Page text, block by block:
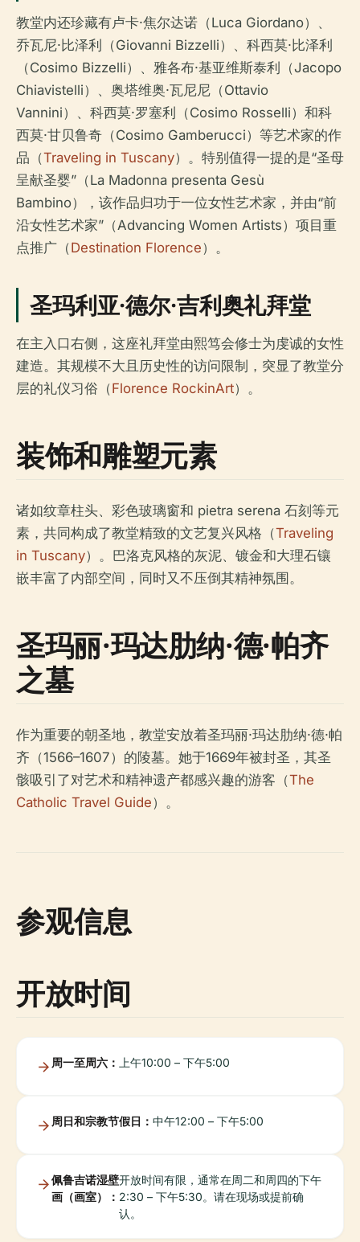
教堂内还珍藏有卢卡·焦尔达诺（Luca Giordano）、
乔瓦尼·比泽利（Giovanni Bizzelli）、科西莫·比泽利
（Cosimo Bizzelli）、雅各布·基亚维斯泰利（Jacopo
Chiavistelli）、奥塔维奥·瓦尼尼（Ottavio
Vannini）、科西莫·罗塞利（Cosimo Rosselli）和科
西莫·甘贝鲁奇（Cosimo Gamberucci）等艺术家的作
品（Traveling in Tuscany）。特别值得一提的是“圣母
呈献圣婴”（La Madonna presenta Gesù
Bambino），该作品归功于一位女性艺术家，并由“前
沿女性艺术家”（Advancing Women Artists）项目重
点推广（Destination Florence）。
圣玛利亚·德尔·吉利奥礼拜堂
在主入口右侧，这座礼拜堂由熙笃会修士为虔诚的女性
建造。其规模不大且历史性的访问限制，突显了教堂分
层的礼仪习俗（Florence RockinArt）。
装饰和雕塑元素
诸如纹章柱头、彩色玻璃窗和 pietra serena 石刻等元
素，共同构成了教堂精致的文艺复兴风格（Traveling
in Tuscany）。巴洛克风格的灰泥、镀金和大理石镶
嵌丰富了内部空间，同时又不压倒其精神氛围。
圣玛丽·玛达肋纳·德·帕齐
之墓
作为重要的朝圣地，教堂安放着圣玛丽·玛达肋纳·德·帕
齐（1566–1607）的陵墓。她于1669年被封圣，其圣
骸吸引了对艺术和精神遗产都感兴趣的游客（The
Catholic Travel Guide）。
参观信息
开放时间
周一至周六： 上午10:00 – 下午5:00
周日和宗教节假日： 中午12:00 – 下午5:00
佩鲁吉诺湿壁
画（画室）：
开放时间有限，通常在周二和周四的下午
2:30 – 下午5:30。请在现场或提前确
认。